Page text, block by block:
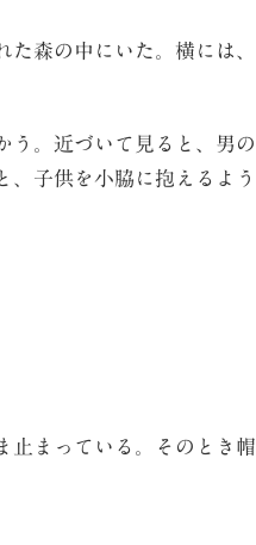
森の中にいた。横には、
。近づいて見ると、男の
、子供を小脇に抱えるよう
止まっている。そのとき帽